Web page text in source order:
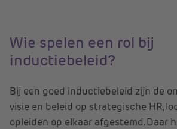
Wie spelen een rol bij
inductiebeleid?
Bij een goed inductiebeleid zijn de
visie en beleid op strategische HR,
opleiden op elkaar afgestemd. Daar